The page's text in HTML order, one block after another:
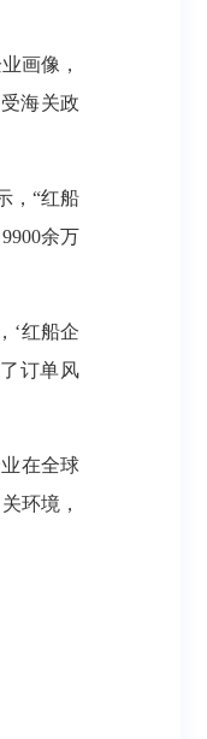
画像，
海关政
，“红船
余万
‘红船企
订单风
在全球
环境，